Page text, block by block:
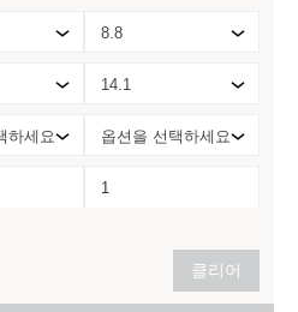
하세요
8.8
14.1
옵션을 선택하세요
클리어